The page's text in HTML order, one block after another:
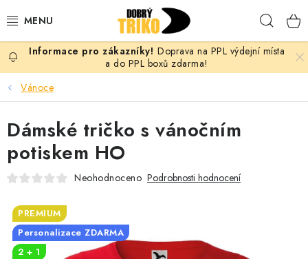
na
PRO ŽENY
PRO MUŽE
PRO DĚTI
PRO PÁRY
VLASTNÍ MOTIV
Doprava na PPL výdejní místa
a do PPL boxů zdarma!
Vánoce
Dámské tričko s vánočním
potiskem HO
Neohodnoceno Podrobnosti hodnocení
PREMIUM
Personalizace ZDARMA
2 + 1